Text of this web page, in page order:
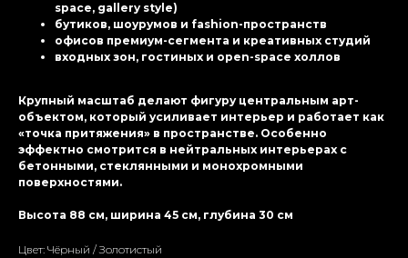
space, gallery style)
бутиков, шоурумов и fashion-пространств
офисов премиум-сегмента и креативных студий
входных зон, гостиных и open-space холлов
Крупный масштаб делают фигуру центральным арт-
объектом, который усиливает интерьер и работает как
«точка притяжения» в пространстве. Особенно
эффектно смотрится в нейтральных интерьерах с
бетонными, стеклянными и монохромными
поверхностями.
Высота 88 см, ширина 45 см, глубина 30 см
Цвет: Чёрный / Золотистый